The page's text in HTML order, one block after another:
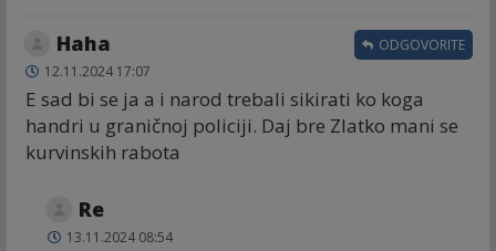
Haha
12.11.2024 17:07
E sad bi se ja a i narod trebali sikirati ko koga
handri u graničnoj policiji. Daj bre Zlatko mani se
kurvinskih rabota
ODGOVORITE
Re
13.11.2024 08:54